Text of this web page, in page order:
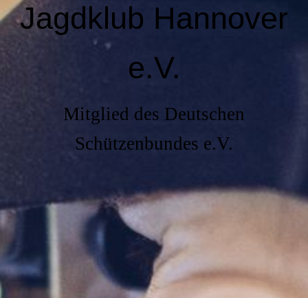
Jagdklub Hannover
e.V.
Mitglied des Deutschen
Schützenbundes e.V.